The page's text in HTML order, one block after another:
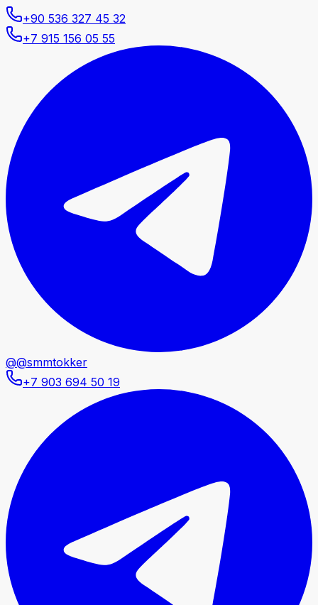
+90 536 327 45 32
+7 915 156 05 55
@@smmtokker
+7 903 694 50 19